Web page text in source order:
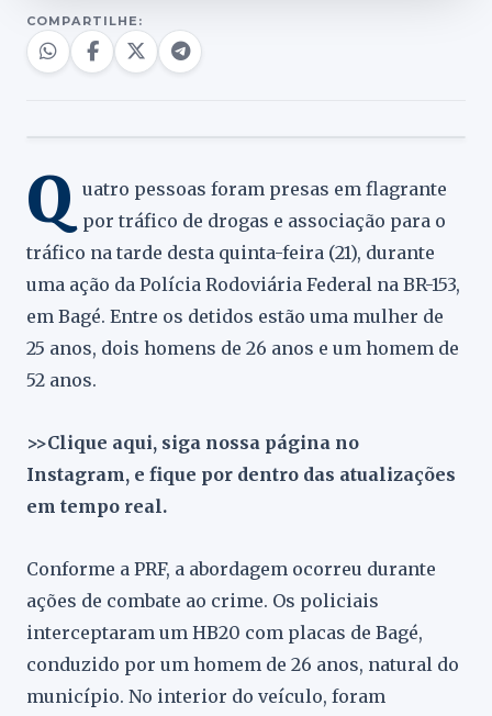
COMPARTILHE:
Q uatro pessoas foram presas em flagrante
por tráfico de drogas e associação para o
tráfico na tarde desta quinta-feira (21), durante
uma ação da Polícia Rodoviária Federal na BR-153,
em Bagé. Entre os detidos estão uma mulher de
25 anos, dois homens de 26 anos e um homem de
52 anos.
>>Clique aqui, siga nossa página no
Instagram, e fique por dentro das atualizações
em tempo real.
Conforme a PRF, a abordagem ocorreu durante
ações de combate ao crime. Os policiais
interceptaram um HB20 com placas de Bagé,
conduzido por um homem de 26 anos, natural do
município. No interior do veículo, foram